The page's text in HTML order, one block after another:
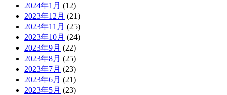
2024年1月 (12)
2023年12月 (21)
2023年11月 (25)
2023年10月 (24)
2023年9月 (22)
2023年8月 (25)
2023年7月 (23)
2023年6月 (21)
2023年5月 (23)